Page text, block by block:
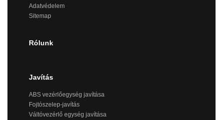
Adatvédelem
Sitemap
Rólunk
Javítás
ABS vezérlőegység javítása
Fojtószelep-javítás
Váltóvezérlő egység javítása